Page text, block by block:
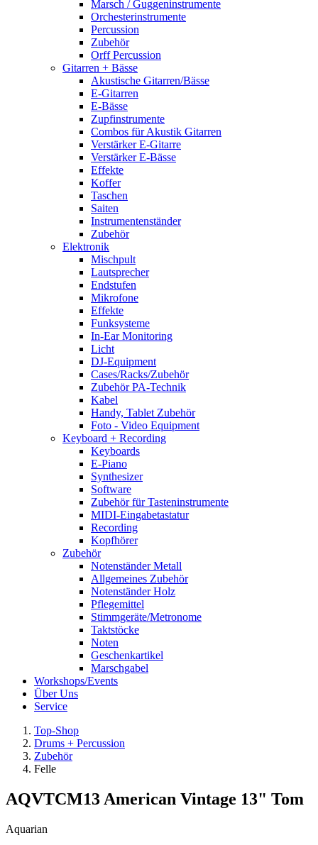
Marsch / Guggeninstrumente
Orchesterinstrumente
Percussion
Zubehör
Orff Percussion
Gitarren + Bässe
Akustische Gitarren/Bässe
E-Gitarren
E-Bässe
Zupfinstrumente
Combos für Akustik Gitarren
Verstärker E-Gitarre
Verstärker E-Bässe
Effekte
Koffer
Taschen
Saiten
Instrumentenständer
Zubehör
Elektronik
Mischpult
Lautsprecher
Endstufen
Mikrofone
Effekte
Funksysteme
In-Ear Monitoring
Licht
DJ-Equipment
Cases/Racks/Zubehör
Zubehör PA-Technik
Kabel
Handy, Tablet Zubehör
Foto - Video Equipment
Keyboard + Recording
Keyboards
E-Piano
Synthesizer
Software
Zubehör für Tasteninstrumente
MIDI-Eingabetastatur
Recording
Kopfhörer
Zubehör
Notenständer Metall
Allgemeines Zubehör
Notenständer Holz
Pflegemittel
Stimmgeräte/Metronome
Taktstöcke
Noten
Geschenkartikel
Marschgabel
Workshops/Events
Über Uns
Service
Top-Shop
Drums + Percussion
Zubehör
Felle
AQVTCM13 American Vintage 13" Tom
Aquarian